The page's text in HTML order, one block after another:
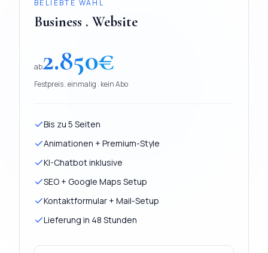
BELIEBTE WAHL
Business . Website
ab2.850€
Festpreis . einmalig . kein Abo
Bis zu 5 Seiten
Animationen + Premium-Style
KI-Chatbot inklusive
SEO + Google Maps Setup
Kontaktformular + Mail-Setup
Lieferung in 48 Stunden